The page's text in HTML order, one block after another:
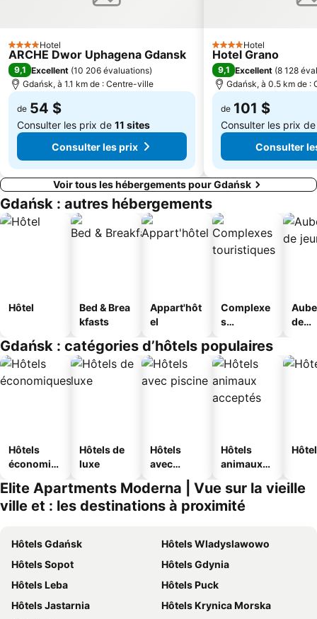
4 ÉtoilesHotel
ARCHE Dwor Uphagena Gdansk
9,1 Excellent (10 206 évaluations)
Gdańsk, à 1.1 km de : Centre-ville
de 54 $
Consulter les prix de 11 sites
Consulter les prix
4 ÉtoilesHotel
Hotel Grano
9,1 Excellent (8 128
Gdańsk, à 0.5 km de :
de 101 $
Consulter les prix
Consulter
Voir tous les hébergements pour Gdańsk
Gdańsk : autres hébergements
Hôtel
Bed & Brea
kfasts
Appart'hôt
el
Complexe
s
s
de
Gdańsk : catégories d’hôtels populaires
Hôtels
économiq
Hôtels de
luxe
Hôtels
avec
Hôtels
animaux
Elite Apartments Moderna | Vue sur la vieille
ville et : les destinations à proximité
Hôtels Gdańsk
Hôtels Wladyslawowo
Hôtels Sopot
Hôtels Gdynia
Hôtels Leba
Hôtels Puck
Hôtels Jastarnia
Hôtels Krynica Morska